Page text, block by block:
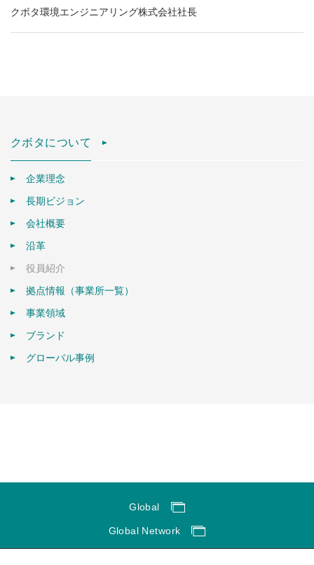
クボタ環境エンジニアリング株式会社社長
クボタについて
企業理念
長期ビジョン
会社概要
沿革
役員紹介
拠点情報（事業所一覧）
事業領域
ブランド
グローバル事例
Global
Global Network